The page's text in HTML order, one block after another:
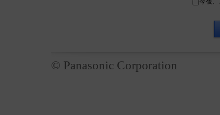
今後、
© Panasonic Corporation